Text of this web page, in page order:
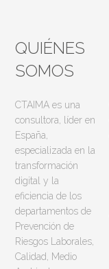
QUIÉNES
SOMOS
CTAIMA es una
consultora, líder en
España,
especializada en la
transformación
digital y la
eficiencia de los
departamentos de
Prevención de
Riesgos Laborales,
Calidad, Medio